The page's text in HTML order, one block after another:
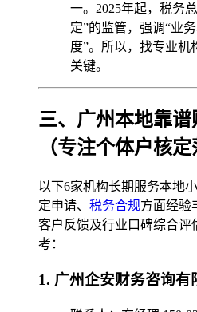
一。2025年起，税务
定”的监管，强调“业
度”。所以，找专业机
关键。
三、广州本地靠
（专注个体户核定
以下6家机构长期服务本地
定申请、 税务合规方面经验
客户反馈及行业口碑综合评
考：
1. 广州企安财务咨询有